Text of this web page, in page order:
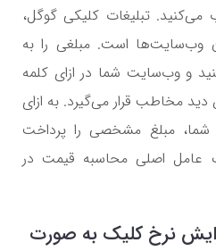
می‌کنید. تبلیغات کلیکی گوگل،
وب‌سایت‌ها است. مبلغی را به
و وب‌سایت شما در ازای کلمه
مخاطب قرار می‌گیرد. به ازای
مبلغ مشخصی را پرداخت
عامل اصلی محاسبه قیمت در
نرخ کلیک به صورت